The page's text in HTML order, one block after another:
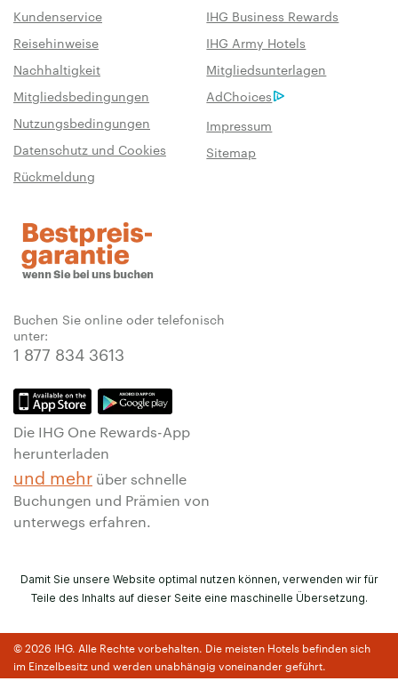
Kundenservice
IHG Business Rewards
Reisehinweise
IHG Army Hotels
Nachhaltigkeit
Mitgliedsunterlagen
Mitgliedsbedingungen
AdChoices
Nutzungsbedingungen
Impressum
Datenschutz und Cookies
Sitemap
Rückmeldung
Buchen Sie online oder telefonisch
unter:
1 877 834 3613
Die IHG One Rewards-App
herunterladen
und mehr über schnelle
Buchungen und Prämien von
unterwegs erfahren.
Damit Sie unsere Website optimal nutzen können, verwenden wir für
Teile des Inhalts auf dieser Seite eine maschinelle Übersetzung.
© 2026 IHG. Alle Rechte vorbehalten. Die meisten Hotels befinden sich
im Einzelbesitz und werden unabhängig voneinander geführt.